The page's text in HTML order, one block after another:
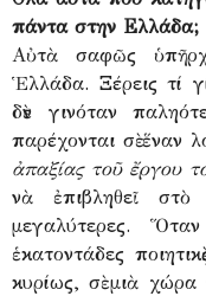
πάντα στην Ελλάδα;
Αὐτὰ σαφῶς
Ἑλλάδα. Ξέρεις τί
δὲν γινόταν
παρέχονται σὲ ἕναν
ἀπαξίας τοῦ ἔργου
νὰ ἐπιβληθεῖ στὸ
μεγαλύτερες.
ἑκατοντάδες
κυρίως, σὲ μιὰ χώρα